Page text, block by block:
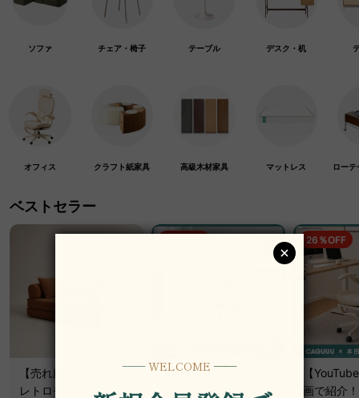
ソファ チェア・椅子 テーブル デスク・机
オフィス クラフト紙家具 高級木材家具 マットレス ロー
ベストセラー
【売れ筋】Soft Prime
レトロモダンソファベ
【売れ筋】AXISU アク
シスコアライトオフィ
26％OFF
【
画で紹介